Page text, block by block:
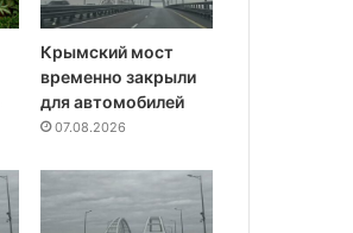
Крымский мост
временно закрыли
для автомобилей
07.08.2026